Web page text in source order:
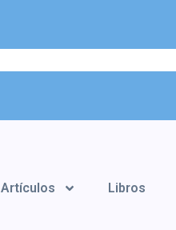
Artículos Libros